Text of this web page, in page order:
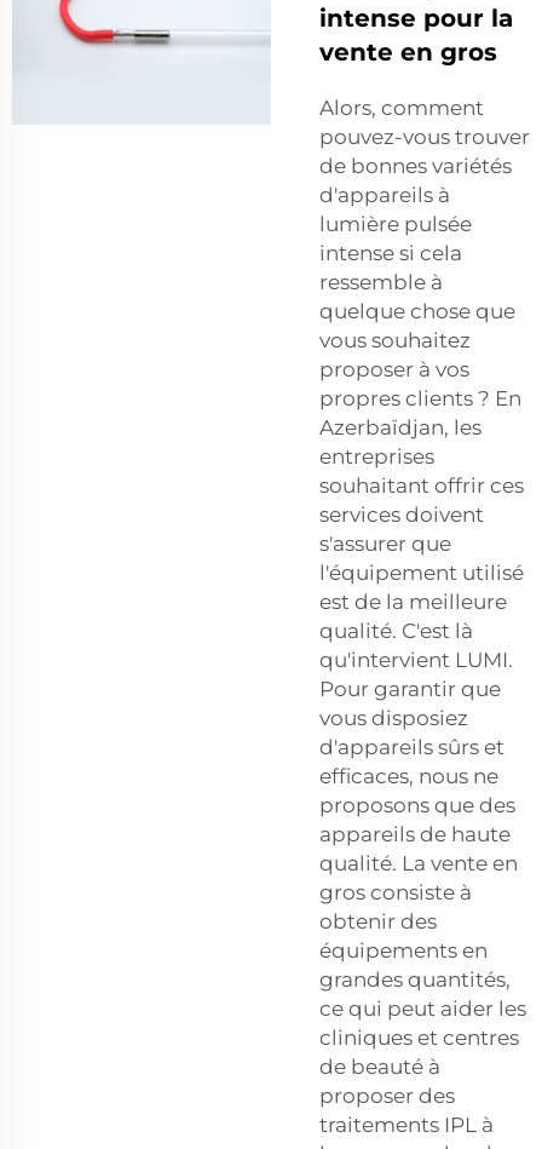
intense pour la
vente en gros
Alors, comment
pouvez-vous trouver
de bonnes variétés
d'appareils à
lumière pulsée
intense si cela
ressemble à
quelque chose que
vous souhaitez
proposer à vos
propres clients ? En
Azerbaïdjan, les
entreprises
souhaitant offrir ces
services doivent
s'assurer que
l'équipement utilisé
est de la meilleure
qualité. C'est là
qu'intervient LUMI.
Pour garantir que
vous disposiez
d'appareils sûrs et
efficaces, nous ne
proposons que des
appareils de haute
qualité. La vente en
gros consiste à
obtenir des
équipements en
grandes quantités,
ce qui peut aider les
cliniques et centres
de beauté à
proposer des
traitements IPL à